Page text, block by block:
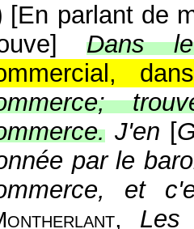
[En parlant de
Dans
J'en [
par le
et
, Les